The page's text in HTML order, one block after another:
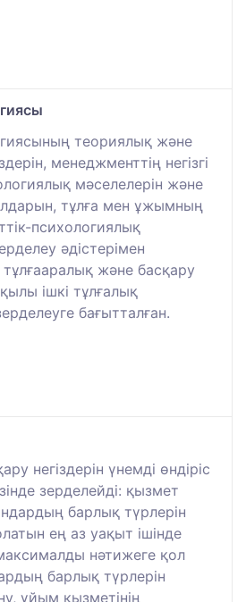
теориялық және
менеджменттің негізгі
мәселелерін және
тұлға мен ұжымның
психологиялық
әдістерімен
тұлғааралық және басқару
ішкі тұлғалық
бағытталған.
негіздерін үнемді өндіріс
зерделейді: қызмет
барлық түрлерін
ең аз уақыт ішінде
нәтижеге қол
барлық түрлерін
ұйым қызметінің